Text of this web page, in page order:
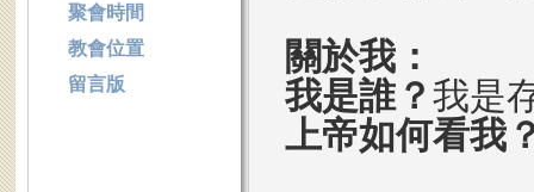
關於我：
我是誰？ 我是
上帝如何看我
聚會時間
教會位置
留言版